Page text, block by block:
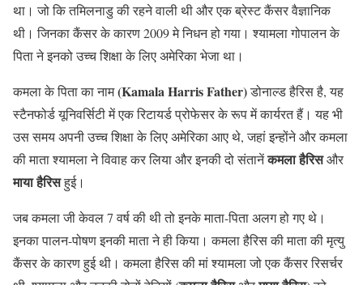
था। जो कि तमिलनाडु की रहने वाली थी और एक ब्रेस्ट कैंसर वैज्ञानिक
थी। जिनका कैंसर के कारण 2009 मे निधन हो गया। श्यामला गोपालन के
पिता ने इनको उच्च शिक्षा के लिए अमेरिका भेजा था।
कमला के पिता का नाम(Kamala Harris Father)डोनाल्ड हैरिस है, यह
स्टैनफोर्ड यूनिवर्सिटी में एक रिटायर्ड प्रोफेसर के रूप में कार्यरत हैं। यह भी
उस समय अपनी उच्च शिक्षा के लिए अमेरिका आए थे, जहां इन्होंने और कमला
की माता श्यामला ने विवाह कर लिया और इनकी दो संतानेंकमला हैरिसऔर
माया हैरिसहुई।
जब कमला जी केवल 7 वर्ष की थी तो इनके माता-पिता अलग हो गए थे।
इनका पालन-पोषण इनकी माता ने ही किया। कमला हैरिस की माता की मृत्यु
कैंसर के कारण हुई थी। कमला हैरिस की मां श्यामला जो एक कैंसर रिसर्चर